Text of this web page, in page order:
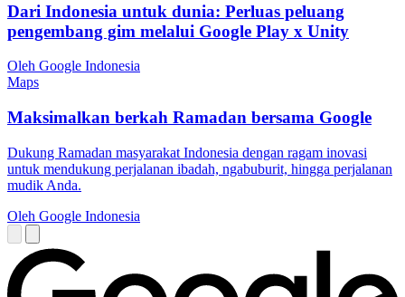
Dari Indonesia untuk dunia: Perluas peluang
pengembang gim melalui Google Play x Unity
Oleh Google Indonesia
Maps
Maksimalkan berkah Ramadan bersama Google
Dukung Ramadan masyarakat Indonesia dengan ragam inovasi
untuk mendukung perjalanan ibadah, ngabuburit, hingga perjalanan
mudik Anda.
Oleh Google Indonesia